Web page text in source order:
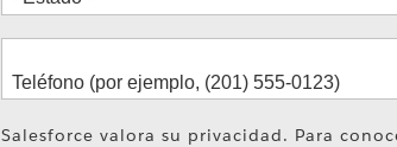
Salesforce valora su privacidad. Para